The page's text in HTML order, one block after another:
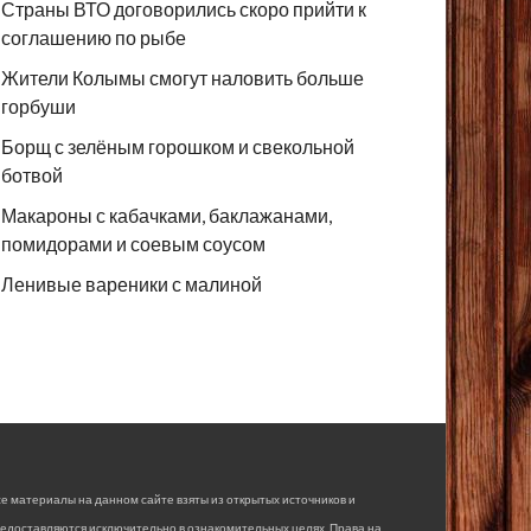
Страны ВТО договорились скоро прийти к
соглашению по рыбе
Жители Колымы смогут наловить больше
горбуши
Борщ с зелёным горошком и свекольной
ботвой
Макароны с кабачками, баклажанами,
помидорами и соевым соусом
Ленивые вареники с малиной
материалы на данном сайте взяты из открытых источников и
исключительно в ознакомительных целях. Права на